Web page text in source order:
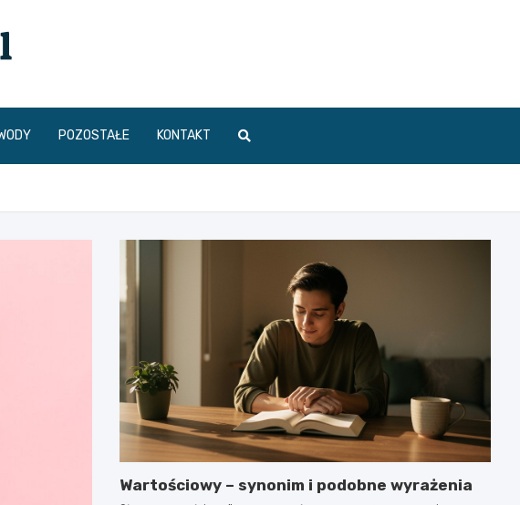
POZOSTAŁE KONTAKT
Wartościowy – synonim i podobne wyrażenia